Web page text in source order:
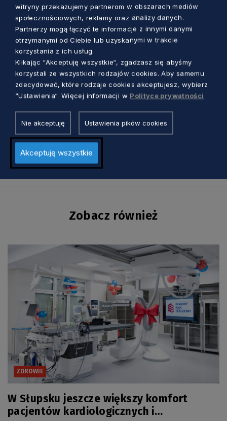
COPERNICUSA
Podwórko z marką Nivea
Marka kosmetyczna już po raz 7. wybudowała
20 wyjątkowych podwórek w całej Polsce.
Jedno z nich powstało w Gdańsku. Do tej pory
powstania jednego z nich to 250 tys. zł.
Zobacz również
ZDROWIE
W Słupsku jeszcze większy komfort
pacjentów kardiologicznych i
witryny przekazujemy partnerom w obszarach mediów
społecznościowych, reklamy oraz analizy danych.
Partnerzy mogą łączyć te informacje z innymi danymi
otrzymanymi od Ciebie lub uzyskanymi w trakcie
korzystania z ich usług.
Klikając “Akceptuję wszystkie“, zgadzasz się abyśmy
korzystali ze wszystkich rodzajów cookies. Aby samemu
zdecydować, które rodzaje cookies akceptujesz, wybierz
“Ustawienia“. Więcej informacji w Polityce prywatności
Nie akceptuję Ustawienia pików cookies
Akceptuję wszystkie